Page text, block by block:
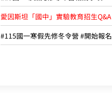
愛因斯坦「國中」實驗教育招生Q&A
#115國一寒假先修冬令營 #開始報名